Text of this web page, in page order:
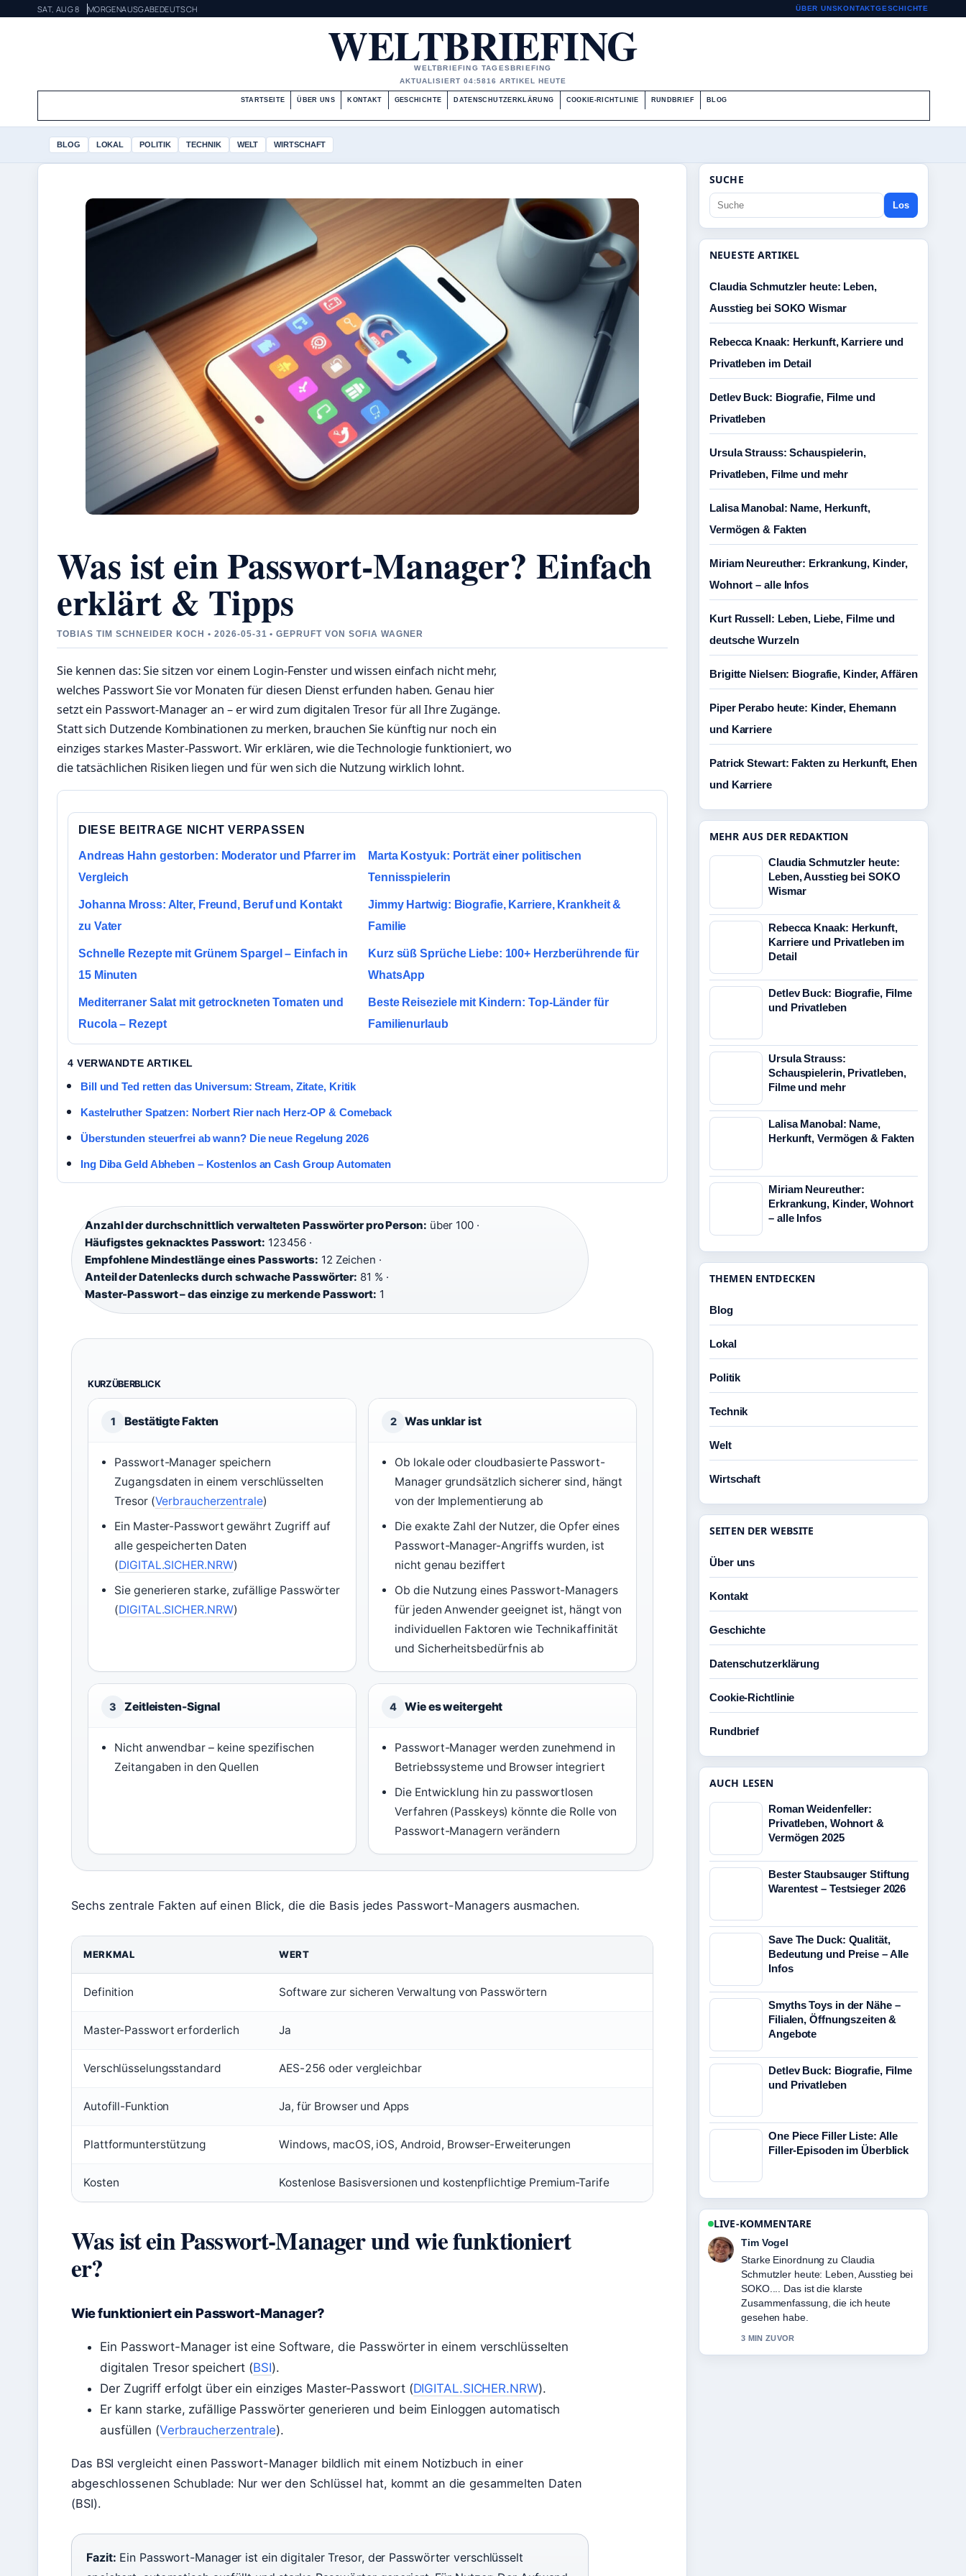
SAT, AUG 8 MORGENAUSGABEDEUTSCH ÜBER UNSKONTAKTGESCHICHTE
WELTBRIEFING
WELTBRIEFING TAGESBRIEFING
AKTUALISIERT 04:5816 ARTIKEL HEUTE
STARTSEITE ÜBER UNS KONTAKT GESCHICHTE DATENSCHUTZERKLÄRUNG COOKIE-RICHTLINIE RUNDBRIEF BLOG
BLOG LOKAL POLITIK TECHNIK WELT WIRTSCHAFT
Was ist ein Passwort-Manager? Einfach
erklärt & Tipps
TOBIAS TIM SCHNEIDER KOCH • 2026-05-31 • GEPRUFT VON SOFIA WAGNER
Sie kennen das: Sie sitzen vor einem Login-Fenster und wissen einfach nicht mehr,
welches Passwort Sie vor Monaten für diesen Dienst erfunden haben. Genau hier
setzt ein Passwort-Manager an – er wird zum digitalen Tresor für all Ihre Zugänge.
Statt sich Dutzende Kombinationen zu merken, brauchen Sie künftig nur noch ein
einziges starkes Master-Passwort. Wir erklären, wie die Technologie funktioniert, wo
die tatsächlichen Risiken liegen und für wen sich die Nutzung wirklich lohnt.
DIESE BEITRAGE NICHT VERPASSEN
Andreas Hahn gestorben: Moderator und Pfarrer im
Vergleich
Marta Kostyuk: Porträt einer politischen
Tennisspielerin
Johanna Mross: Alter, Freund, Beruf und Kontakt
zu Vater
Jimmy Hartwig: Biografie, Karriere, Krankheit &
Familie
Schnelle Rezepte mit Grünem Spargel – Einfach in
15 Minuten
Kurz süß Sprüche Liebe: 100+ Herzberührende für
WhatsApp
Mediterraner Salat mit getrockneten Tomaten und
Rucola – Rezept
Beste Reiseziele mit Kindern: Top-Länder für
Familienurlaub
4 VERWANDTE ARTIKEL
Bill und Ted retten das Universum: Stream, Zitate, Kritik
Kastelruther Spatzen: Norbert Rier nach Herz-OP & Comeback
Überstunden steuerfrei ab wann? Die neue Regelung 2026
Ing Diba Geld Abheben – Kostenlos an Cash Group Automaten
Anzahl der durchschnittlich verwalteten Passwörter pro Person: über 100 ·
Häufigstes geknacktes Passwort: 123456 ·
Empfohlene Mindestlänge eines Passworts: 12 Zeichen ·
Anteil der Datenlecks durch schwache Passwörter: 81 % ·
Master-Passwort – das einzige zu merkende Passwort: 1
KURZÜBERBLICK
1 Bestätigte Fakten
Passwort-Manager speichern
Zugangsdaten in einem verschlüsselten
Tresor (Verbraucherzentrale)
Ein Master-Passwort gewährt Zugriff auf
alle gespeicherten Daten
(DIGITAL.SICHER.NRW)
Sie generieren starke, zufällige Passwörter
(DIGITAL.SICHER.NRW)
2 Was unklar ist
Ob lokale oder cloudbasierte Passwort-
Manager grundsätzlich sicherer sind, hängt
von der Implementierung ab
Die exakte Zahl der Nutzer, die Opfer eines
Passwort-Manager-Angriffs wurden, ist
nicht genau beziffert
Ob die Nutzung eines Passwort-Managers
für jeden Anwender geeignet ist, hängt von
individuellen Faktoren wie Technikaffinität
und Sicherheitsbedürfnis ab
3 Zeitleisten-Signal
Nicht anwendbar – keine spezifischen
Zeitangaben in den Quellen
4 Wie es weitergeht
Passwort-Manager werden zunehmend in
Betriebssysteme und Browser integriert
Die Entwicklung hin zu passwortlosen
Verfahren (Passkeys) könnte die Rolle von
Passwort-Managern verändern
Sechs zentrale Fakten auf einen Blick, die die Basis jedes Passwort-Managers ausmachen.
MERKMAL WERT
Definition Software zur sicheren Verwaltung von Passwörtern
Master-Passwort erforderlich Ja
Verschlüsselungsstandard AES-256 oder vergleichbar
Autofill-Funktion Ja, für Browser und Apps
Plattformunterstützung Windows, macOS, iOS, Android, Browser-Erweiterungen
Kosten Kostenlose Basisversionen und kostenpflichtige Premium-Tarife
Was ist ein Passwort-Manager und wie funktioniert
er?
Wie funktioniert ein Passwort-Manager?
Ein Passwort-Manager ist eine Software, die Passwörter in einem verschlüsselten
digitalen Tresor speichert (BSI).
Der Zugriff erfolgt über ein einziges Master-Passwort (DIGITAL.SICHER.NRW).
Er kann starke, zufällige Passwörter generieren und beim Einloggen automatisch
ausfüllen (Verbraucherzentrale).
Das BSI vergleicht einen Passwort-Manager bildlich mit einem Notizbuch in einer
abgeschlossenen Schublade: Nur wer den Schlüssel hat, kommt an die gesammelten Daten
(BSI).
Fazit: Ein Passwort-Manager ist ein digitaler Tresor, der Passwörter verschlüsselt
SUCHE
Los
NEUESTE ARTIKEL
Claudia Schmutzler heute: Leben,
Ausstieg bei SOKO Wismar
Rebecca Knaak: Herkunft, Karriere und
Privatleben im Detail
Detlev Buck: Biografie, Filme und
Privatleben
Ursula Strauss: Schauspielerin,
Privatleben, Filme und mehr
Lalisa Manobal: Name, Herkunft,
Vermögen & Fakten
Miriam Neureuther: Erkrankung, Kinder,
Wohnort – alle Infos
Kurt Russell: Leben, Liebe, Filme und
deutsche Wurzeln
Brigitte Nielsen: Biografie, Kinder, Affären
Piper Perabo heute: Kinder, Ehemann
und Karriere
Patrick Stewart: Fakten zu Herkunft, Ehen
und Karriere
MEHR AUS DER REDAKTION
Claudia Schmutzler heute:
Leben, Ausstieg bei SOKO
Wismar
Rebecca Knaak: Herkunft,
Karriere und Privatleben im
Detail
Detlev Buck: Biografie, Filme
und Privatleben
Ursula Strauss:
Schauspielerin, Privatleben,
Filme und mehr
Lalisa Manobal: Name,
Herkunft, Vermögen & Fakten
Miriam Neureuther:
Erkrankung, Kinder, Wohnort
– alle Infos
THEMEN ENTDECKEN
Blog
Lokal
Politik
Technik
Welt
Wirtschaft
SEITEN DER WEBSITE
Über uns
Kontakt
Geschichte
Datenschutzerklärung
Cookie-Richtlinie
Rundbrief
AUCH LESEN
Roman Weidenfeller:
Privatleben, Wohnort &
Vermögen 2025
Bester Staubsauger Stiftung
Warentest – Testsieger 2026
Save The Duck: Qualität,
Bedeutung und Preise – Alle
Infos
Smyths Toys in der Nähe –
Filialen, Öffnungszeiten &
Angebote
Detlev Buck: Biografie, Filme
und Privatleben
One Piece Filler Liste: Alle
Filler-Episoden im Überblick
LIVE-KOMMENTARE
Mila Kruger
Verfolge Rebecca Knaak: Herkunft,
Karriere und Privatleben im... genau –
schaetze den ausgewogenen Ton hier.
5 MIN ZUVOR